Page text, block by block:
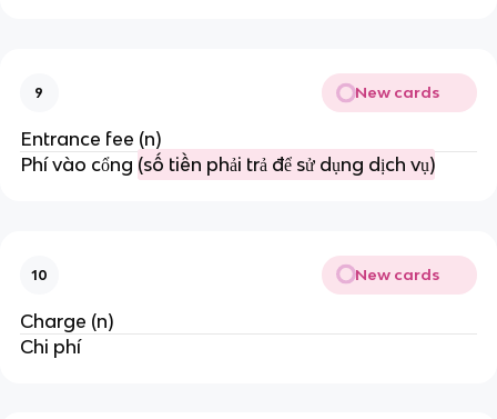
9 New cards
Entrance fee (n)
Phí vào cổng (số tiền phải trả để sử dụng dịch vụ)
10 New cards
Charge (n)
Chi phí